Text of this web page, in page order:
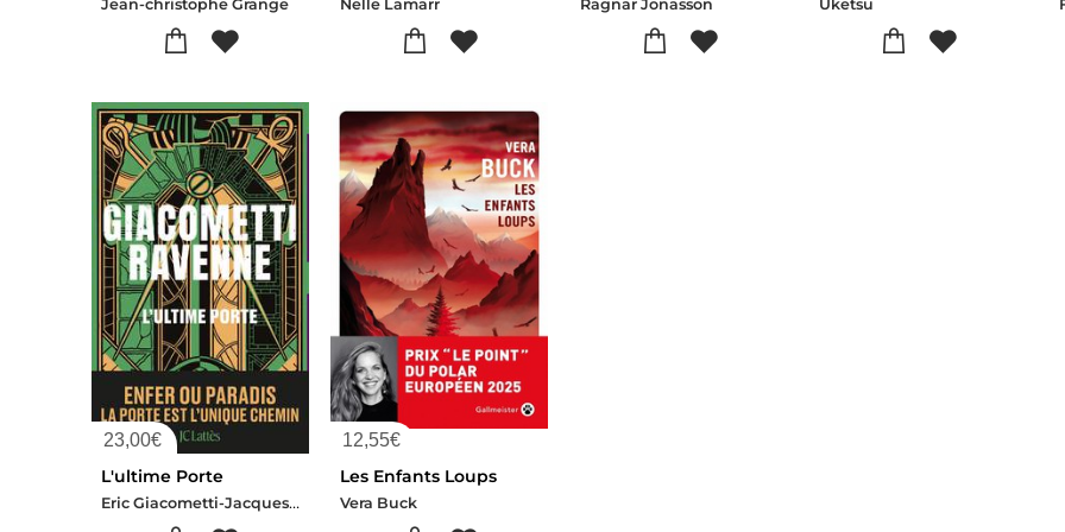
Jean-christophe Grange Nelle Lamarr Ragnar Jonasson Uketsu
23,00€
L'ultime Porte
Eric Giacometti-Jacques Ravenne
12,55€
Les Enfants Loups
Vera Buck